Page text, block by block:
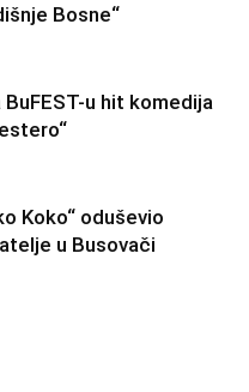
Bosne“
u hit komedija
Koko“ oduševio
u Busovači